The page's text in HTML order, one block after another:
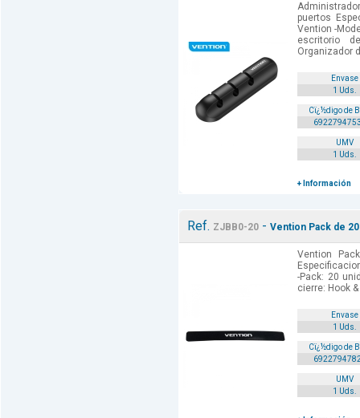
puertos
Vention -
escritorio
Organizador
Envase
1 Uds.
Cï¿½digo de
UMV
1 Uds.
+ Información
Ref. ZJBB0-20 - Vention Pack de
Vention
-Pack: 20
cierre: Hook
Envase
1 Uds.
Cï¿½digo de
UMV
1 Uds.